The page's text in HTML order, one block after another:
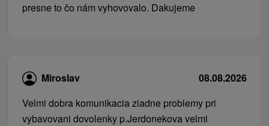
presne to čo nám vyhovovalo. Dakujeme
Miroslav
08.08.2026
Velmi dobra komunikacia ziadne problemy pri
vybavovani dovolenky p.Jerdonekova velmi